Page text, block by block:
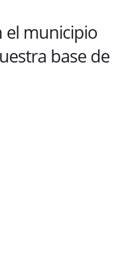
municipio
base de